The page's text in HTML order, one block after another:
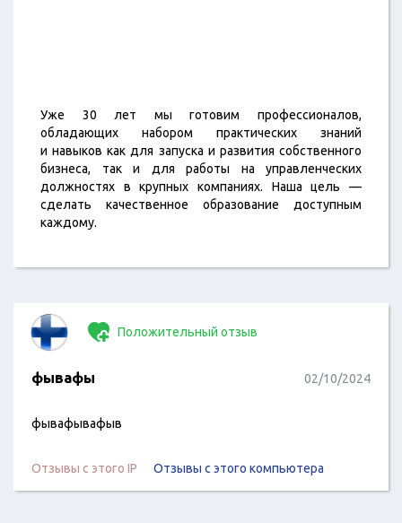
Уже 30 лет мы готовим профессионалов,
обладающих набором практических знаний
и навыков как для запуска и развития собственного
бизнеса, так и для работы на управленческих
должностях в крупных компаниях. Наша цель —
сделать качественное образование доступным
каждому.
Положительный отзыв
фывафы 02/10/2024
фывафывафыв
Отзывы с этого IP Отзывы с этого компьютера